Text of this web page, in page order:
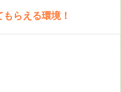
らえる環境！